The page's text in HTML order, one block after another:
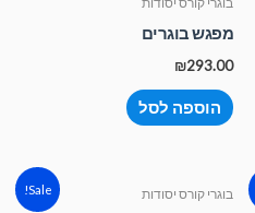
מפגש בוגרים
₪293.00
הוספה לסל
Sale! בוגרי קורס יסודות